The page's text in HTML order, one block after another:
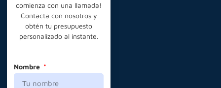
comienza con una llamada!
Contacta con nosotros y
obtén tu presupuesto
personalizado al instante.
Nombre